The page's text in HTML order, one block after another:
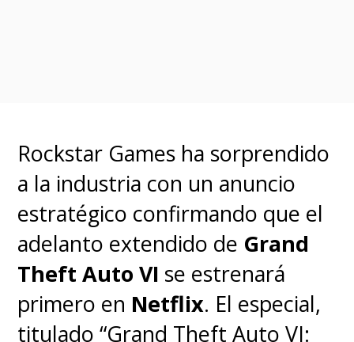
Rockstar Games ha sorprendido
a la industria con un anuncio
estratégico confirmando que el
adelanto extendido de Grand
Theft Auto VI se estrenará
primero en Netflix. El especial,
titulado “Grand Theft Auto VI: